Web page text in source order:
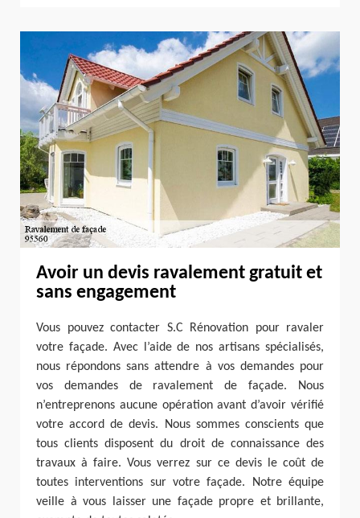
Avoir un devis ravalement gratuit et
sans engagement
Vous pouvez contacter S.C Rénovation pour ravaler
votre façade. Avec l’aide de nos artisans spécialisés,
nous répondons sans attendre à vos demandes pour
vos demandes de ravalement de façade. Nous
n’entreprenons aucune opération avant d’avoir vérifié
votre accord de devis. Nous sommes conscients que
tous clients disposent du droit de connaissance des
travaux à faire. Vous verrez sur ce devis le coût de
toutes interventions sur votre façade. Notre équipe
veille à vous laisser une façade propre et brillante,